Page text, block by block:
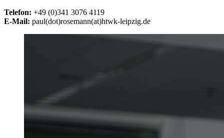
Telefon: +49 (0)341 3076 4119
E-Mail: paul(dot)rosemann(at)htwk-leipzig.de